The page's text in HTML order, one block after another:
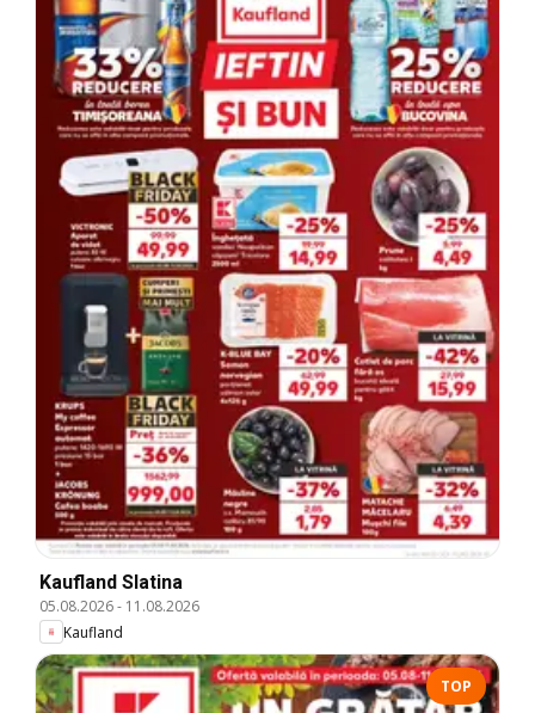
Kaufland Slatina
05.08.2026- 11.08.2026
Kaufland
TOP